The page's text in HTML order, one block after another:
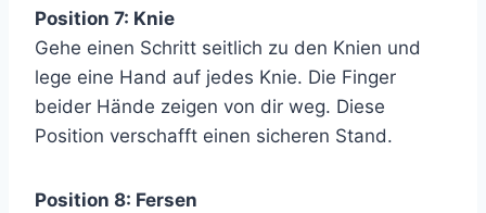
Position 7: Knie
Gehe einen Schritt seitlich zu den Knien und
lege eine Hand auf jedes Knie. Die Finger
beider Hände zeigen von dir weg. Diese
Position verschafft einen sicheren Stand.
Position 8: Fersen